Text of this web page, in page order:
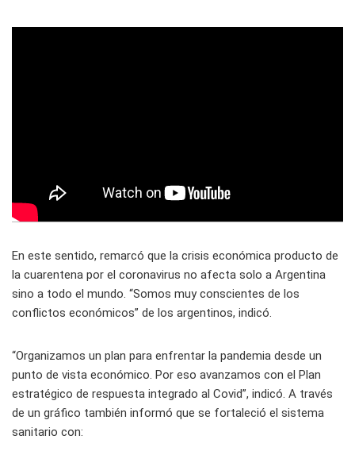
En este sentido, remarcó que la crisis económica producto de
la cuarentena por el coronavirus no afecta solo a Argentina
sino a todo el mundo. “Somos muy conscientes de los
conflictos económicos” de los argentinos, indicó.
“Organizamos un plan para enfrentar la pandemia desde un
punto de vista económico. Por eso avanzamos con el Plan
estratégico de respuesta integrado al Covid”, indicó. A través
de un gráfico también informó que se fortaleció el sistema
sanitario con: